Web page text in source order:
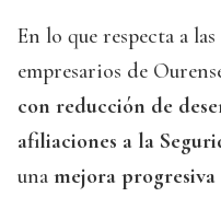
En lo que respecta a las
empresarios de
con reducción de
afiliaciones a la
una mejora